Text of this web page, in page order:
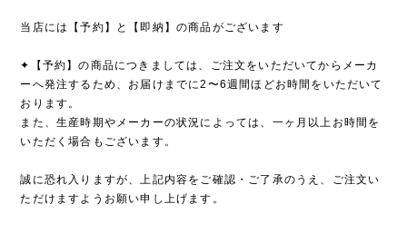
当店には【予約】と【即納】の商品がございます
✦【予約】の商品につきましては、ご注文をいただいてからメーカ
ーへ発注するため、お届けまでに2〜6週間ほどお時間をいただいて
おります。
また、生産時期やメーカーの状況によっては、一ヶ月以上お時間を
いただく場合もございます。
誠に恐れ入りますが、上記内容をご確認・ご了承のうえ、ご注文い
ただけますようお願い申し上げます。